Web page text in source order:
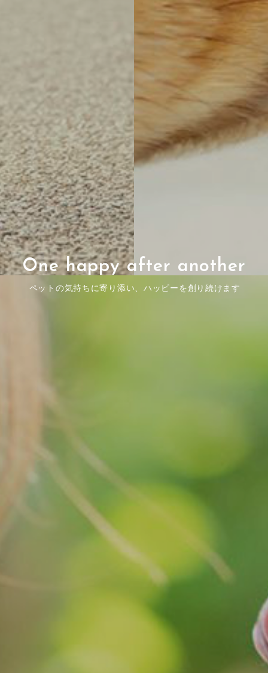
One happy after another
ペットの気持ちに寄り添い、ハッピーを創り続けます